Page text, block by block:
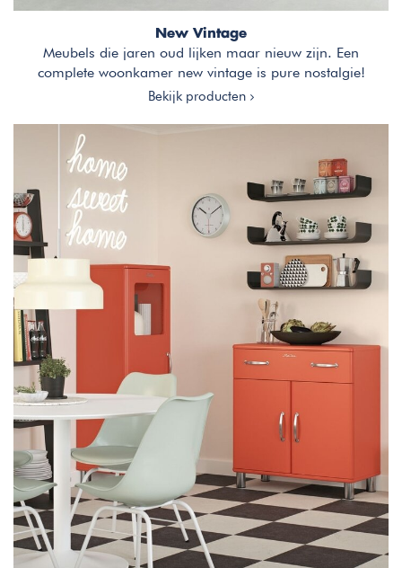
New Vintage
Meubels die jaren oud lijken maar nieuw zijn. Een
complete woonkamer new vintage is pure nostalgie!
Bekijk producten